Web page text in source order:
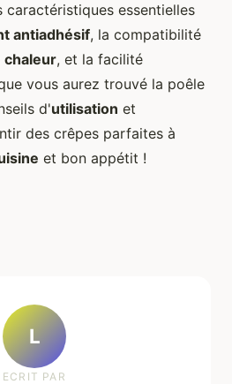
caractéristiques essentielles
antiadhésif, la compatibilité
chaleur, et la facilité
vous aurez trouvé la poêle
d'utilisation et
des crêpes parfaites à
et bon appétit !
L
ECRIT PAR